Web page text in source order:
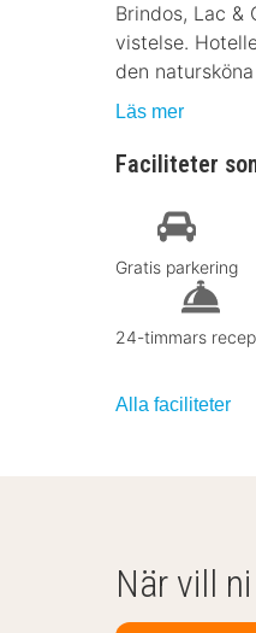
Brindos, Lac
vistelse.
den
Läs mer
Faciliteter
Gratis parkering
24-timmars
Alla faciliteter
När vill